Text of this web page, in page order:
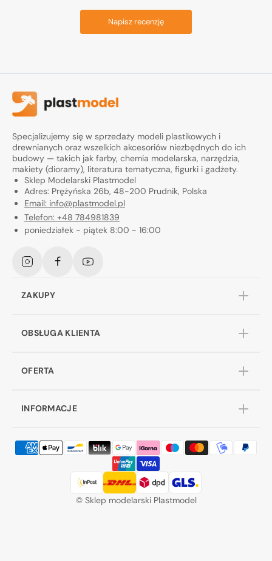
Napisz recenzję
Specjalizujemy się w sprzedaży modeli plastikowych i
drewnianych oraz wszelkich akcesoriów niezbędnych do ich
budowy — takich jak farby, chemia modelarska, narzędzia,
makiety (dioramy), literatura tematyczna, figurki i gadżety.
Sklep Modelarski Plastmodel
Adres: Prężyńska 26b, 48-200 Prudnik, Polska
Email: info@plastmodel.pl
Telefon: +48 784981839
poniedziałek - piątek 8:00 - 16:00
InstagramFacebookYouTube
ZAKUPY
OBSŁUGA KLIENTA
OFERTA
INFORMACJE
© Sklep modelarski Plastmodel